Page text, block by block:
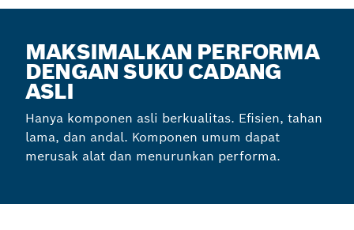
MAKSIMALKAN PERFORMA
DENGAN SUKU CADANG
ASLI
Hanya komponen asli berkualitas. Efisien, tahan
lama, dan andal. Komponen umum dapat
merusak alat dan menurunkan performa.